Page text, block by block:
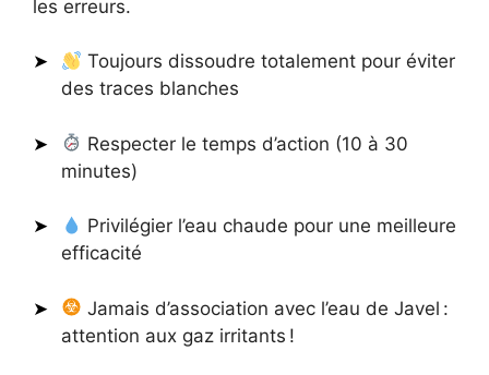
les erreurs.
Toujours dissoudre totalement pour éviter
des traces blanches
Respecter le temps d’action (10 à 30
minutes)
Privilégier l’eau chaude pour une meilleure
efficacité
Jamais d’association avec l’eau de Javel :
attention aux gaz irritants !